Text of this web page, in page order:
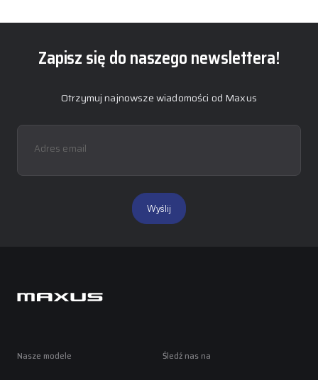
Zapisz się do naszego newslettera!
Otrzymuj najnowsze wiadomości od Maxus
Adres email
Wyślij
Nasze modele Śledź nas na